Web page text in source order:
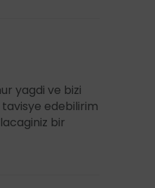
yagdi ve bizi
edebilirim
bir